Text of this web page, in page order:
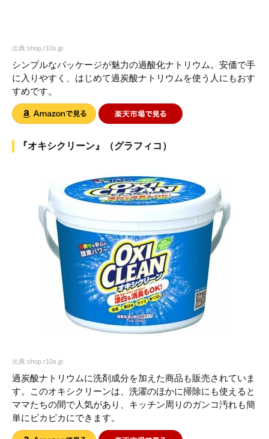
出典:shop.r10s.jp
シンプルなパッケージが魅力の過酸化ナトリウム。安価で手
に入りやすく、はじめて過炭酸ナトリウムを使う人にもおす
すめです。
『オキシクリーン』（グラフィコ）
出典:shop.r10s.jp
過炭酸ナトリウムに洗剤成分を加えた商品も販売されていま
す。このオキシクリーンは、洗濯のほかに掃除にも使えると
ママたちの間で人気があり、キッチン周りのガンコ汚れも簡
単にピカピカにできます。